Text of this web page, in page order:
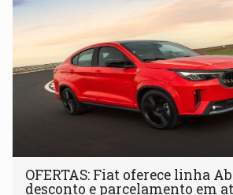
OFERTAS: Fiat oferece linha
desconto e parcelamento em